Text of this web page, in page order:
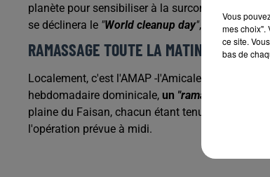
planète pour sensibiliser à la surconsommation
se déclinera le "World cleanup day", on trouve...
RAMASSAGE TOUTE LA MATINÉE
Localement, c'est l'AMAP -l'Amicale des
hebdomadaire dominicale, un "ramassage
plaine du Faisan, chacun étant tenu d'apporter
l'opération prévue à midi.
Vous
mes choix".
ce site.
bas de